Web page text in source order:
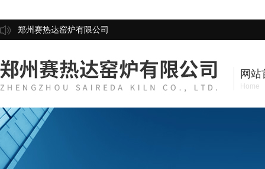
郑州赛热达窑炉有限公司
网站
Home